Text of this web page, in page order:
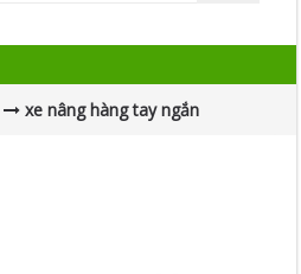
xe nâng hàng tay ngắn